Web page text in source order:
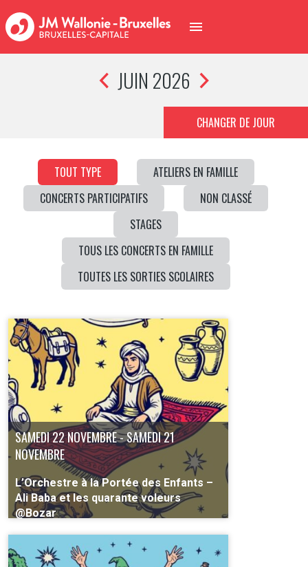
JUIN 2026
CHANGER DE JOUR
TOUT TYPE
ATELIERS EN FAMILLE
CONCERTS PARTICIPATIFS
NON CLASSÉ
STAGES
TOUS LES CONCERTS EN FAMILLE
TOUTES LES SORTIES SCOLAIRES
SAMEDI 22 NOVEMBRE - SAMEDI 21
NOVEMBRE
L’Orchestre à la Portée des Enfants –
Ali Baba et les quarante voleurs
@Bozar